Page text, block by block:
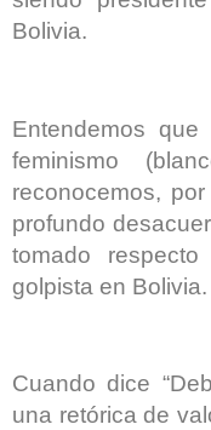
Bolivia.
Entendemos
feminismo
reconocemos,
profundo
tomado
golpista en Bolivia.
Cuando dice
una retórica de